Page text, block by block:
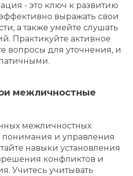
- это ключ к развитию
выражать свои
а также умейте слушать
Практикуйте активное
вопросы для уточнения, и
межличностные
межличностных
понимания и управления
навыки установления
конфликтов и
Учитесь учитывать